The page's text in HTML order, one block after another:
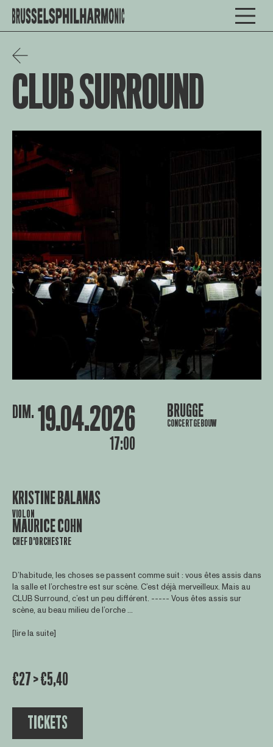
CLUB SURROUND
DIM. 19.04.2026
17:00
BRUGGE
CONCERTGEBOUW
KRISTINE BALANAS
VIOLON
MAURICE COHN
CHEF D'ORCHESTRE
D’habitude, les choses se passent comme suit : vous êtes assis dans
la salle et l’orchestre est sur scène. C’est déjà merveilleux. Mais au
CLUB Surround, c’est un peu différent. ----- Vous êtes assis sur
scène, au beau milieu de l’orche ...
[lire la suite]
€27 > €5,40
TICKETS